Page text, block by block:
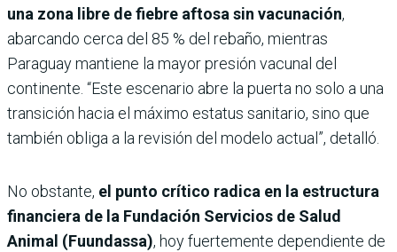
una zona libre de fiebre aftosa sin vacunación,
abarcando cerca del 85 % del rebaño, mientras
Paraguay mantiene la mayor presión vacunal del
continente. “Este escenario abre la puerta no solo a una
transición hacia el máximo estatus sanitario, sino que
también obliga a la revisión del modelo actual”, detalló.
No obstante, el punto crítico radica en la estructura
financiera de la Fundación Servicios de Salud
Animal (Fuundassa), hoy fuertemente dependiente de